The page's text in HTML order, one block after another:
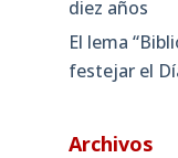
diez años
El lema
festejar el
Archivos